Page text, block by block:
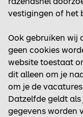
vestigingen of het
Ook gebruiken wij
geen cookies
website toestaat
dit alleen om je
om je de
Datzelfde geldt
gegevens worden